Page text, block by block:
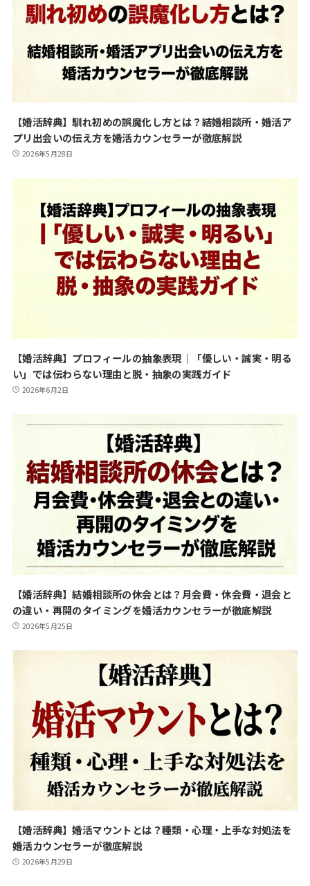
【婚活辞典】馴れ初めの誤魔化し方とは？結婚相談所・婚活ア
プリ出会いの伝え方を婚活カウンセラーが徹底解説
2026年5月28日
【婚活辞典】プロフィールの抽象表現｜「優しい・誠実・明る
い」では伝わらない理由と脱・抽象の実践ガイド
2026年6月2日
【婚活辞典】結婚相談所の休会とは？月会費・休会費・退会と
の違い・再開のタイミングを婚活カウンセラーが徹底解説
2026年5月25日
【婚活辞典】婚活マウントとは？種類・心理・上手な対処法を
婚活カウンセラーが徹底解説
2026年5月29日